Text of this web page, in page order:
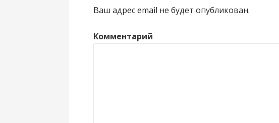
Ваш адрес email не будет опубликован.
Комментарий